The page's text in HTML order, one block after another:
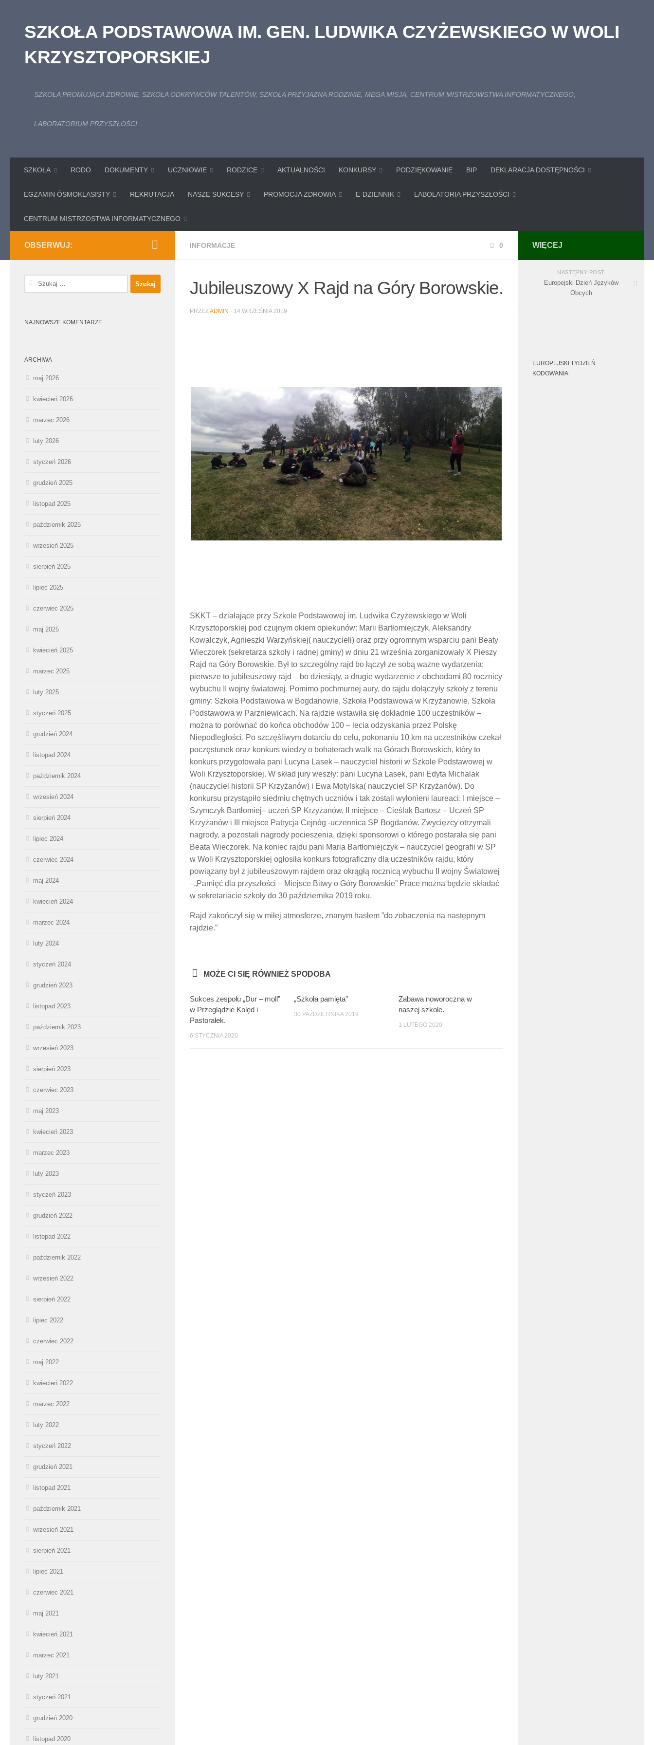
SZKOŁA PODSTAWOWA IM. GEN. LUDWIKA CZYŻEWSKIEGO W WOLI
KRZYSZTOPORSKIEJ
SZKOŁA PROMUJĄCA ZDROWIE, SZKOŁA ODKRYWCÓW TALENTÓW, SZKOŁA PRZYJAZNA RODZINIE, MEGA MISJA, CENTRUM MISTRZOWSTWA INFORMATYCZNEGO,
LABORATORIUM PRZYSZŁOŚCI
SZKOŁA RODO DOKUMENTY UCZNIOWIE RODZICE AKTUALNOŚCI KONKURSY PODZIĘKOWANIE BIP DEKLARACJA DOSTĘPNOŚCI
EGZAMIN ÓSMOKLASISTY REKRUTACJA NASZE SUKCESY PROMOCJA ZDROWIA E-DZIENNIK LABOLATORIA PRZYSZŁOŚCI
CENTRUM MISTRZOSTWA INFORMATYCZNEGO
INFORMACJE 0
Jubileuszowy X Rajd na Góry Borowskie.
PRZEZADMIN · 14 WRZEŚNIA 2019
SKKT – działające przy Szkole Podstawowej im. Ludwika Czyżewskiego w Woli
Krzysztoporskiej pod czujnym okiem opiekunów: Marii Bartłomiejczyk, Aleksandry
Kowalczyk, Agnieszki Warzyńskiej( nauczycieli) oraz przy ogromnym wsparciu pani Beaty
Wieczorek (sekretarza szkoły i radnej gminy) w dniu 21 września zorganizowały X Pieszy
Rajd na Góry Borowskie. Był to szczególny rajd bo łączył ze sobą ważne wydarzenia:
pierwsze to jubileuszowy rajd – bo dziesiąty, a drugie wydarzenie z obchodami 80 rocznicy
wybuchu II wojny światowej. Pomimo pochmurnej aury, do rajdu dołączyły szkoły z terenu
gminy: Szkoła Podstawowa w Bogdanowie, Szkoła Podstawowa w Krzyżanowie, Szkoła
Podstawowa w Parzniewicach. Na rajdzie wstawiła się dokładnie 100 uczestników –
można to porównać do końca obchodów 100 – lecia odzyskania przez Polskę
Niepodległości. Po szczęśliwym dotarciu do celu, pokonaniu 10 km na uczestników czekał
poczęstunek oraz konkurs wiedzy o bohaterach walk na Górach Borowskich, który to
konkurs przygotowała pani Lucyna Lasek – nauczyciel historii w Szkole Podstawowej w
Woli Krzysztoporskiej. W skład jury weszły: pani Lucyna Lasek, pani Edyta Michalak
(nauczyciel historii SP Krzyżanów) i Ewa Motylska( nauczyciel SP Krzyżanów). Do
konkursu przystąpiło siedmiu chętnych uczniów i tak zostali wyłonieni laureaci: I miejsce –
Szymczyk Bartłomiej– uczeń SP Krzyżanów, II miejsce – Cieślak Bartosz – Uczeń SP
Krzyżanów i III miejsce Patrycja Cejnóg -uczennica SP Bogdanów. Zwycięzcy otrzymali
nagrody, a pozostali nagrody pocieszenia, dzięki sponsorowi o którego postarała się pani
Beata Wieczorek. Na koniec rajdu pani Maria Bartłomiejczyk – nauczyciel geografii w SP
w Woli Krzysztoporskiej ogłosiła konkurs fotograficzny dla uczestników rajdu, który
powiązany był z jubileuszowym rajdem oraz okrągłą rocznicą wybuchu II wojny Światowej
–„Pamięć dla przyszłości – Miejsce Bitwy o Góry Borowskie” Prace można będzie składać
w sekretariacie szkoły do 30 października 2019 roku.
Rajd zakończył się w miłej atmosferze, znanym hasłem ”do zobaczenia na następnym
rajdzie.”
MOŻE CI SIĘ RÓWNIEŻ SPODOBA
Sukces zespołu „Dur – moll”
w Przeglądzie Kolęd i
Pastorałek.
6 STYCZNIA 2020
„Szkoła pamięta”
30 PAŹDZIERNIKA 2019
Zabawa noworoczna w
naszej szkole.
1 LUTEGO 2020
OBSERWUJ:
Szukaj:
NAJNOWSZE KOMENTARZE
ARCHIWA
maj 2026
kwiecień 2026
marzec 2026
luty 2026
styczeń 2026
grudzień 2025
listopad 2025
październik 2025
wrzesień 2025
sierpień 2025
lipiec 2025
czerwiec 2025
maj 2025
kwiecień 2025
marzec 2025
luty 2025
styczeń 2025
grudzień 2024
listopad 2024
październik 2024
wrzesień 2024
sierpień 2024
lipiec 2024
czerwiec 2024
maj 2024
kwiecień 2024
marzec 2024
luty 2024
styczeń 2024
grudzień 2023
listopad 2023
październik 2023
wrzesień 2023
sierpień 2023
czerwiec 2023
maj 2023
kwiecień 2023
marzec 2023
luty 2023
styczeń 2023
grudzień 2022
listopad 2022
październik 2022
wrzesień 2022
sierpień 2022
lipiec 2022
czerwiec 2022
maj 2022
kwiecień 2022
marzec 2022
luty 2022
styczeń 2022
grudzień 2021
listopad 2021
październik 2021
wrzesień 2021
sierpień 2021
lipiec 2021
czerwiec 2021
maj 2021
kwiecień 2021
marzec 2021
luty 2021
styczeń 2021
grudzień 2020
listopad 2020
WIĘCEJ
NASTĘPNY POST
Europejski Dzień Języków
Obcych
EUROPEJSKI TYDZIEŃ
KODOWANIA